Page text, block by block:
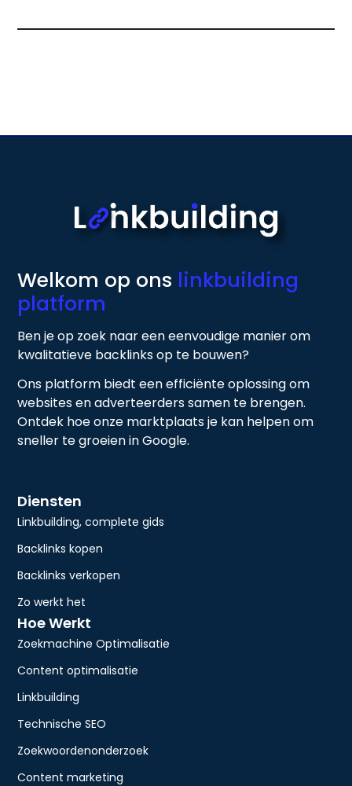
Welkom op ons linkbuilding
platform
Ben je op zoek naar een eenvoudige manier om
kwalitatieve backlinks op te bouwen?
Ons platform biedt een efficiënte oplossing om
websites en adverteerders samen te brengen.
Ontdek hoe onze marktplaats je kan helpen om
sneller te groeien in Google.
Diensten
Linkbuilding, complete gids
Backlinks kopen
Backlinks verkopen
Zo werkt het
Hoe Werkt
Zoekmachine Optimalisatie
Content optimalisatie
Linkbuilding
Technische SEO
Zoekwoordenonderzoek
Content marketing